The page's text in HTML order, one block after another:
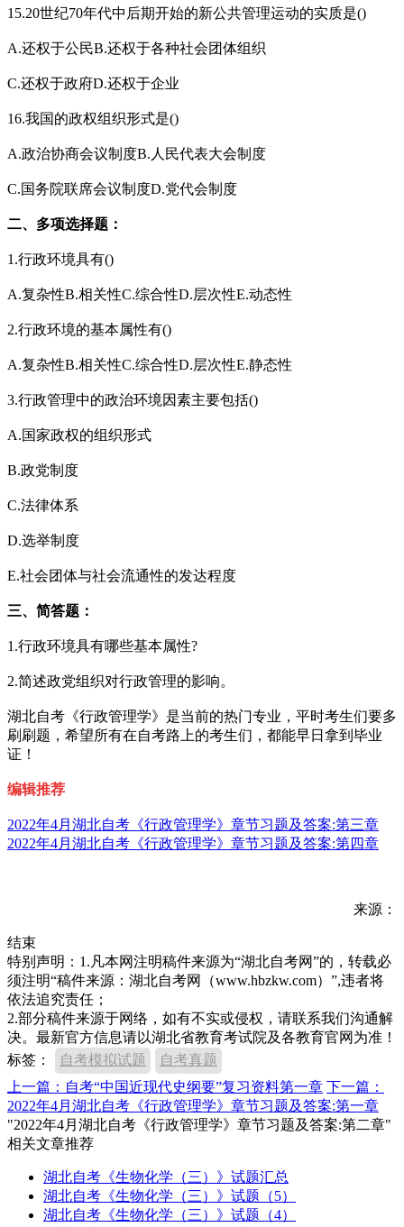
15.20世纪70年代中后期开始的新公共管理运动的实质是()
A.还权于公民B.还权于各种社会团体组织
C.还权于政府D.还权于企业
16.我国的政权组织形式是()
A.政治协商会议制度B.人民代表大会制度
C.国务院联席会议制度D.党代会制度
二、多项选择题：
1.行政环境具有()
A.复杂性B.相关性C.综合性D.层次性E.动态性
2.行政环境的基本属性有()
A.复杂性B.相关性C.综合性D.层次性E.静态性
3.行政管理中的政治环境因素主要包括()
A.国家政权的组织形式
B.政党制度
C.法律体系
D.选举制度
E.社会团体与社会流通性的发达程度
三、简答题：
1.行政环境具有哪些基本属性?
2.简述政党组织对行政管理的影响。
湖北自考《行政管理学》是当前的热门专业，平时考生们要多
刷刷题，希望所有在自考路上的考生们，都能早日拿到毕业
证！
编辑推荐
2022年4月湖北自考《行政管理学》章节习题及答案:第三章
2022年4月湖北自考《行政管理学》章节习题及答案:第四章
来源：
结束
特别声明：1.凡本网注明稿件来源为“湖北自考网”的，转载必
须注明“稿件来源：湖北自考网（www.hbzkw.com）”,违者将
依法追究责任；
2.部分稿件来源于网络，如有不实或侵权，请联系我们沟通解
决。最新官方信息请以湖北省教育考试院及各教育官网为准！
标签：
自考模拟试题
自考真题
上一篇：自考“中国近现代史纲要”复习资料第一章 下一篇：
2022年4月湖北自考《行政管理学》章节习题及答案:第一章
"2022年4月湖北自考《行政管理学》章节习题及答案:第二章"
相关文章推荐
湖北自考《生物化学（三）》试题汇总
湖北自考《生物化学（三）》试题（5）
湖北自考《生物化学（三）》试题（4）